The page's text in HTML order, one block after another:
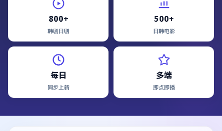
800+
韩剧日剧
500+
日韩电影
每日
同步上新
多端
即点即播